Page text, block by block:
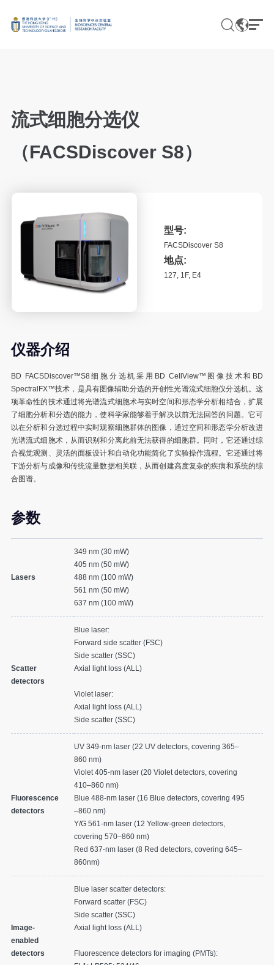
基因组学
脑与认知
流式及细胞培养
合成生物学
高通量药物筛选
成为用户
用户条例
收费标准
基因组学服务
活动
流式细胞分选仪
（FACSDiscover S8）
型号:
FACSDiscover S8
地点:
127, 1F, E4
仪器介绍
BD FACSDiscover™S8细胞分选机采用BD CellView™图像技术和BD
SpectralFX™技术，是具有图像辅助分选的开创性光谱流式细胞仪分选机。这
项革命性的技术通过将光谱流式细胞术与实时空间和形态学分析相结合，扩展
了细胞分析和分选的能力，使科学家能够着手解决以前无法回答的问题。它可
以在分析和分选过程中实时观察细胞群体的图像，通过空间和形态学分析改进
光谱流式细胞术，从而识别和分离此前无法获得的细胞群。同时，它还通过综
合视觉观测、灵活的面板设计和自动化功能简化了实验操作流程。它还通过将
下游分析与成像和传统流量数据相关联，从而创建高度复杂的疾病和系统的综
合图谱。
参数
Lasers
349 nm (30 mW)
405 nm (50 mW)
488 nm (100 mW)
561 nm (50 mW)
637 nm (100 mW)
Scatter
detectors
Blue laser:
Forward side scatter (FSC)
Side scatter (SSC)
Axial light loss (ALL)
Violet laser:
Axial light loss (ALL)
Side scatter (SSC)
Fluorescence
detectors
UV 349-nm laser (22 UV detectors, covering 365–
860 nm)
Violet 405-nm laser (20 Violet detectors, covering
410–860 nm)
Blue 488-nm laser (16 Blue detectors, covering 495
–860 nm)
Y/G 561-nm laser (12 Yellow-green detectors,
covering 570–860 nm)
Red 637-nm laser (8 Red detectors, covering 645–
860nm)
Image-
enabled
detectors
Blue laser scatter detectors:
Forward scatter (FSC)
Side scatter (SSC)
Axial light loss (ALL)
Fluorescence detectors for imaging (PMTs):